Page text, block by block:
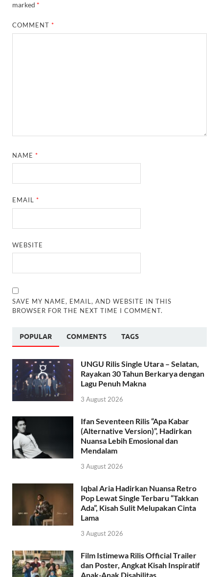
marked *
COMMENT*
NAME*
EMAIL*
WEBSITE
SAVE MY NAME, EMAIL, AND WEBSITE IN THIS
BROWSER FOR THE NEXT TIME I COMMENT.
POPULAR COMMENTS TAGS
UNGU Rilis Single Utara – Selatan,
Rayakan 30 Tahun Berkarya dengan
Lagu Penuh Makna
3 August 2026
Ifan Seventeen Rilis “Apa Kabar
(Alternative Version)”, Hadirkan
Nuansa Lebih Emosional dan
Mendalam
3 August 2026
Iqbal Aria Hadirkan Nuansa Retro
Pop Lewat Single Terbaru “Takkan
Ada”, Kisah Sulit Melupakan Cinta
Lama
3 August 2026
Film Istimewa Rilis Official Trailer
dan Poster, Angkat Kisah Inspiratif
Anak-Anak Disabilitas